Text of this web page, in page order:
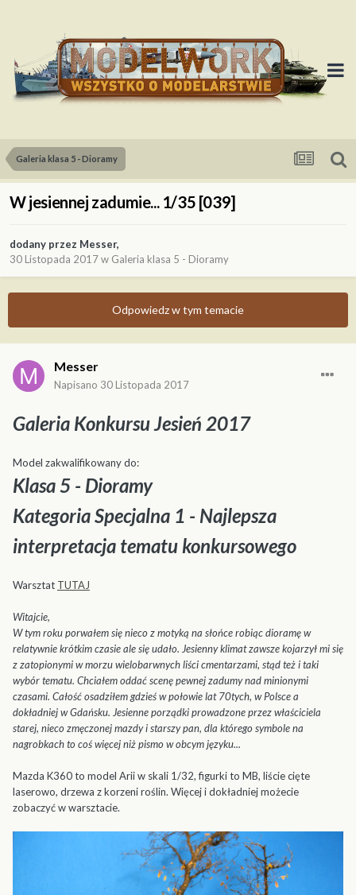
Galeria klasa 5 - Dioramy
W jesiennej zadumie... 1/35 [039]
dodany przez Messer,
30 Listopada 2017w Galeria klasa 5 - Dioramy
Odpowiedz w tym temacie
Messer
Napisano 30 Listopada 2017
Galeria Konkursu Jesień 2017
Model zakwalifikowany do:
Klasa 5 - Dioramy
Kategoria Specjalna 1 - Najlepsza
interpretacja tematu konkursowego
Warsztat TUTAJ
Witajcie,
W tym roku porwałem się nieco z motyką na słońce robiąc dioramę w
relatywnie krótkim czasie ale się udało. Jesienny klimat zawsze kojarzył mi się
z zatopionymi w morzu wielobarwnych liści cmentarzami, stąd też i taki
wybór tematu. Chciałem oddać scenę pewnej zadumy nad minionymi
czasami. Całość osadziłem gdzieś w połowie lat 70tych, w Polsce a
dokładniej w Gdańsku. Jesienne porządki prowadzone przez właściciela
starej, nieco zmęczonej mazdy i starszy pan, dla którego symbole na
nagrobkach to coś więcej niż pismo w obcym języku...
Mazda K360 to model Arii w skali 1/32, figurki to MB, liście cięte
laserowo, drzewa z korzeni roślin. Więcej i dokładniej możecie
zobaczyć w warsztacie.